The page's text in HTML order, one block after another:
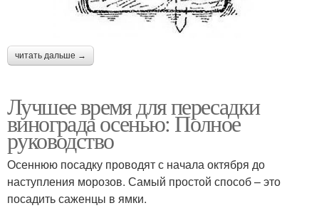
читать дальше →
Лучшее время для пересадки
винограда осенью: Полное
руководство
Осеннюю посадку проводят с начала октября до
наступления морозов. Самый простой способ – это
посадить саженцы в ямки.